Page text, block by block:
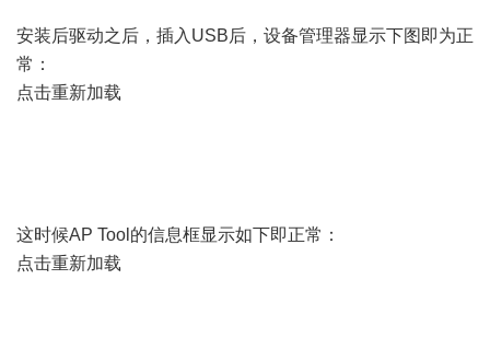
安装后驱动之后，插入USB后，设备管理器显示下图即为正
常：
点击重新加载
这时候AP Tool的信息框显示如下即正常：
点击重新加载